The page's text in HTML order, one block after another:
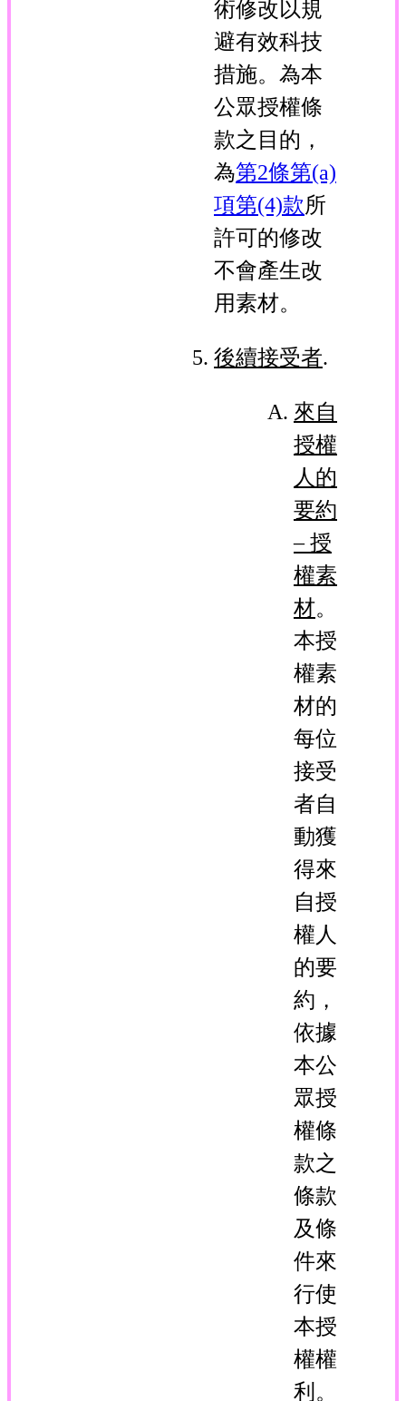
術修改以規
避有效科技
措施。為本
公眾授權條
款之目的，
為第2條第(a)
項第(4)款所
許可的修改
不會產生改
用素材。
後續接受者.
來自
授權
人的
要約
– 授
權素
材。
本授
權素
材的
每位
接受
者自
動獲
得來
自授
權人
的要
約，
依據
本公
眾授
權條
款之
條款
及條
件來
行使
本授
權權
利。